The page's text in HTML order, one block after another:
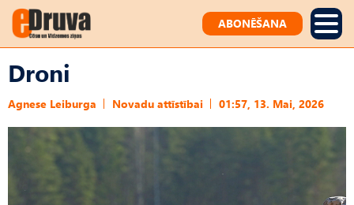
ABONĒŠANA
Droni
Agnese Leiburga Novadu attīstībai 01:57, 13. Mai, 2026